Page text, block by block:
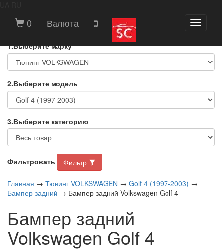
Toggle
0 Валюта
ВЫБЕРИТЕ МАРКУ И МОДЕЛЬ
АВТОМОБИЛЯ
1.Выберите марку
2.Выберите модель
3.Выберите категорию
Фильтровать Фильтр
Главная → Тюнинг VOLKSWAGEN → Golf 4 (1997-2003) →
Бампер задний → Бампер задний Volkswagen Golf 4
Бампер задний
Volkswagen Golf 4